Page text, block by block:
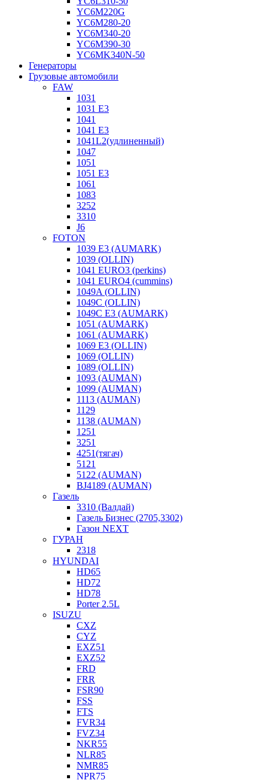
YC6M220G
YC6M280-20
YC6M340-20
YC6M390-30
YC6MK340N-50
Генераторы
Грузовые автомобили
FAW
1031
1031 E3
1041
1041 E3
1041L2(удлиненный)
1047
1051
1051 E3
1061
1083
3252
3310
J6
FOTON
1039 E3 (AUMARK)
1039 (OLLIN)
1041 EURO3 (perkins)
1041 EURO4 (cummins)
1049A (OLLIN)
1049C (OLLIN)
1049С E3 (AUMARK)
1051 (AUMARK)
1061 (AUMARK)
1069 E3 (OLLIN)
1069 (OLLIN)
1089 (OLLIN)
1093 (AUMAN)
1099 (AUMAN)
1113 (AUMAN)
1129
1138 (AUMAN)
1251
3251
4251(тягач)
5121
5122 (AUMAN)
BJ4189 (AUMAN)
Газель
3310 (Валдай)
Газель Бизнес (2705,3302)
Газон NEXT
ГУРАН
2318
HYUNDAI
HD65
HD72
HD78
Porter 2.5L
ISUZU
CXZ
CYZ
EXZ51
EXZ52
FRD
FRR
FSR90
FSS
FTS
FVR34
FVZ34
NKR55
NLR85
NMR85
NPR75